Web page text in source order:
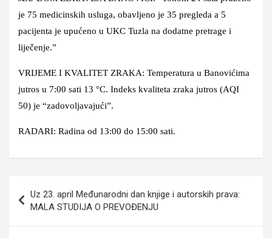
je 75 medicinskih usluga, obavljeno je 35 pregleda a 5
pacijenta je upućeno u UKC Tuzla na dodatne pretrage i
liječenje.”
VRIJEME I KVALITET ZRAKA: Temperatura u Banovićima
jutros u 7:00 sati 13 °C. Indeks kvaliteta zraka jutros (AQI
50) je “zadovoljavajući”.
RADARI: Radina od 13:00 do 15:00 sati.
članaka
Uz 23. april Međunarodni dan knjige i autorskih prava:
MALA STUDIJA O PREVOĐENJU